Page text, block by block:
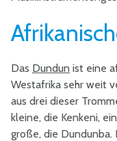
Das Dundun ist eine
Westafrika sehr weit
aus drei dieser
kleine, die Kenkeni,
große, die